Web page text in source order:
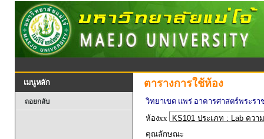
เมนูหลัก
ถอยกลับ
ตารางการใช้ห้อง
วิทยาเขต แพร่ อาคารศาสตร์พระรา
ห้องxx
คุณลักษณะ